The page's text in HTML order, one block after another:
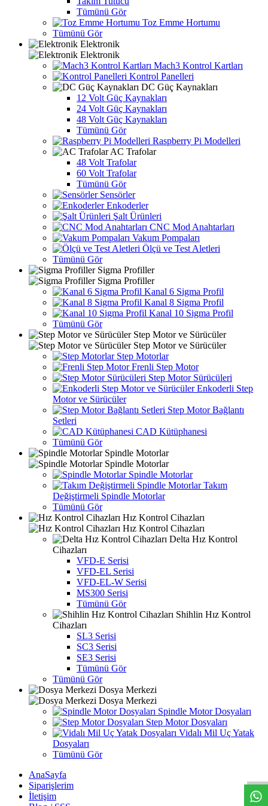
Tümünü Gör
Toz Emme Hortumu
Tümünü Gör
Elektronik
Elektronik
Mach3 Kontrol Kartları
Kontrol Panelleri
DC Güç Kaynakları
12 Volt Güç Kaynakları
24 Volt Güç Kaynakları
48 Volt Güç Kaynakları
Tümünü Gör
Raspberry Pi Modelleri
AC Trafolar
48 Volt Trafolar
60 Volt Trafolar
Tümünü Gör
Sensörler
Enkoderler
Şalt Ürünleri
CNC Mod Anahtarları
Vakum Pompaları
Ölçü ve Test Aletleri
Tümünü Gör
Sigma Profiller
Sigma Profiller
Kanal 6 Sigma Profil
Kanal 8 Sigma Profil
Kanal 10 Sigma Profil
Tümünü Gör
Step Motor ve Sürücüler
Step Motor ve Sürücüler
Step Motorlar
Frenli Step Motor
Step Motor Sürücüleri
Enkoderli Step
Motor ve Sürücüler
Step Motor Bağlantı
Setleri
CAD Kütüphanesi
Tümünü Gör
Spindle Motorlar
Spindle Motorlar
Spindle Motorlar
Takım
Değiştirmeli Spindle Motorlar
Tümünü Gör
Hız Kontrol Cihazları
Hız Kontrol Cihazları
Delta Hız Kontrol
Cihazları
VFD-E Serisi
VFD-EL Serisi
VFD-EL-W Serisi
MS300 Serisi
Tümünü Gör
Shihlin Hız Kontrol
Cihazları
SL3 Serisi
SC3 Serisi
SE3 Serisi
Tümünü Gör
Tümünü Gör
Dosya Merkezi
Dosya Merkezi
Spindle Motor Dosyaları
Step Motor Dosyaları
Vidalı Mil Uç Yatak
Dosyaları
Tümünü Gör
AnaSayfa
Siparişlerim
İletişim